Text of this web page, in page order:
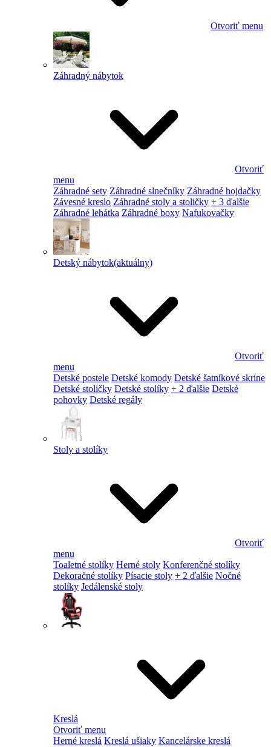
Otvoriť menu
Záhradný nábytok
Otvoriť
menu
Záhradné sety Záhradné slnečníky Záhradné hojdačky
Závesné kreslo Záhradné stoly a stoličky + 3 ďalšie
Záhradné lehátka Záhradné boxy Nafukovačky
Detský nábytok(aktuálny)
Otvoriť
menu
Detské postele Detské komody Detské šatníkové skrine
Detské stoličky Detské stolíky + 2 ďalšie Detské
pohovky Detské regály
Stoly a stolíky
Otvoriť
menu
Toaletné stolíky Herné stoly Konferenčné stolíky
Dekoračné stolíky Písacie stoly + 2 ďalšie Nočné
stolíky Jedálenské stoly
Kreslá
Otvoriť menu
Herné kreslá Kreslá ušiaky Kancelárske kreslá